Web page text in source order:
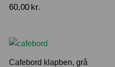
60,00 kr.
Cafebord klapben, grå